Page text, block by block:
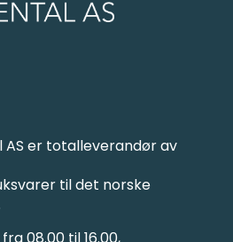
er totalleverandør av
til det norske